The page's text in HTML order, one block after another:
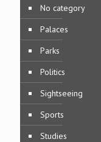
No category
Palaces
Parks
Politics
Sightseeing
Sports
Studies